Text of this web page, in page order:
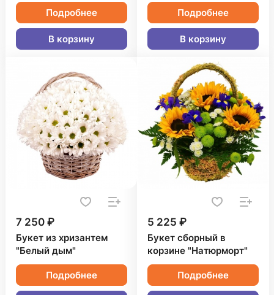
Подробнее
В корзину
Подробнее
В корзину
7 250 ₽
Букет из хризантем
"Белый дым"
Подробнее
5 225 ₽
Букет сборный в
корзине "Натюрморт"
Подробнее